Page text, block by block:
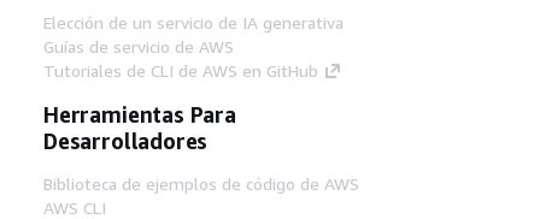
Elección de un servicio de IA generativa
Guías de servicio de AWS
Tutoriales de CLI de AWS en GitHub
Herramientas Para
Desarrolladores
Biblioteca de ejemplos de código de AWS
AWS CLI